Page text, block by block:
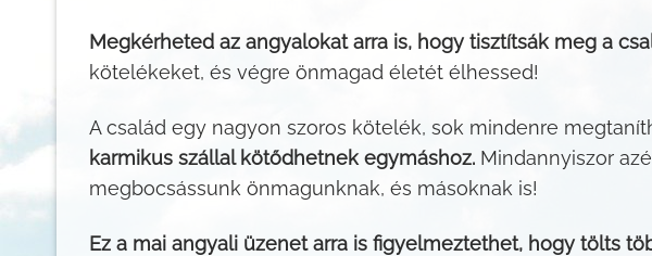
Megkérheted az angyalokat arra is, hogy tisztítsák meg a
kötelékeket, és végre önmagad életét élhessed!
A család egy nagyon szoros kötelék, sok mindenre
karmikus szállal kötődhetnek egymáshoz. Mindannyiszor
megbocsássunk önmagunknak, és másoknak is!
Ez a mai angyali üzenet arra is figyelmeztethet, hogy tölts